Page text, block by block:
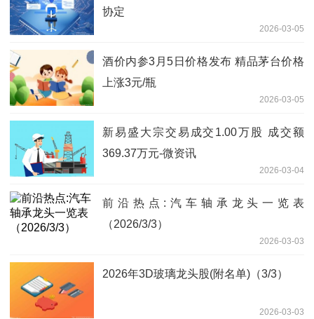
协定
2026-03-05
酒价内参3月5日价格发布 精品茅台价格
上涨3元/瓶
2026-03-05
新易盛大宗交易成交1.00万股 成交额
369.37万元-微资讯
2026-03-04
前沿热点:汽车轴承龙头一览表
（2026/3/3）
2026-03-03
2026年3D玻璃龙头股(附名单)（3/3）
2026-03-03